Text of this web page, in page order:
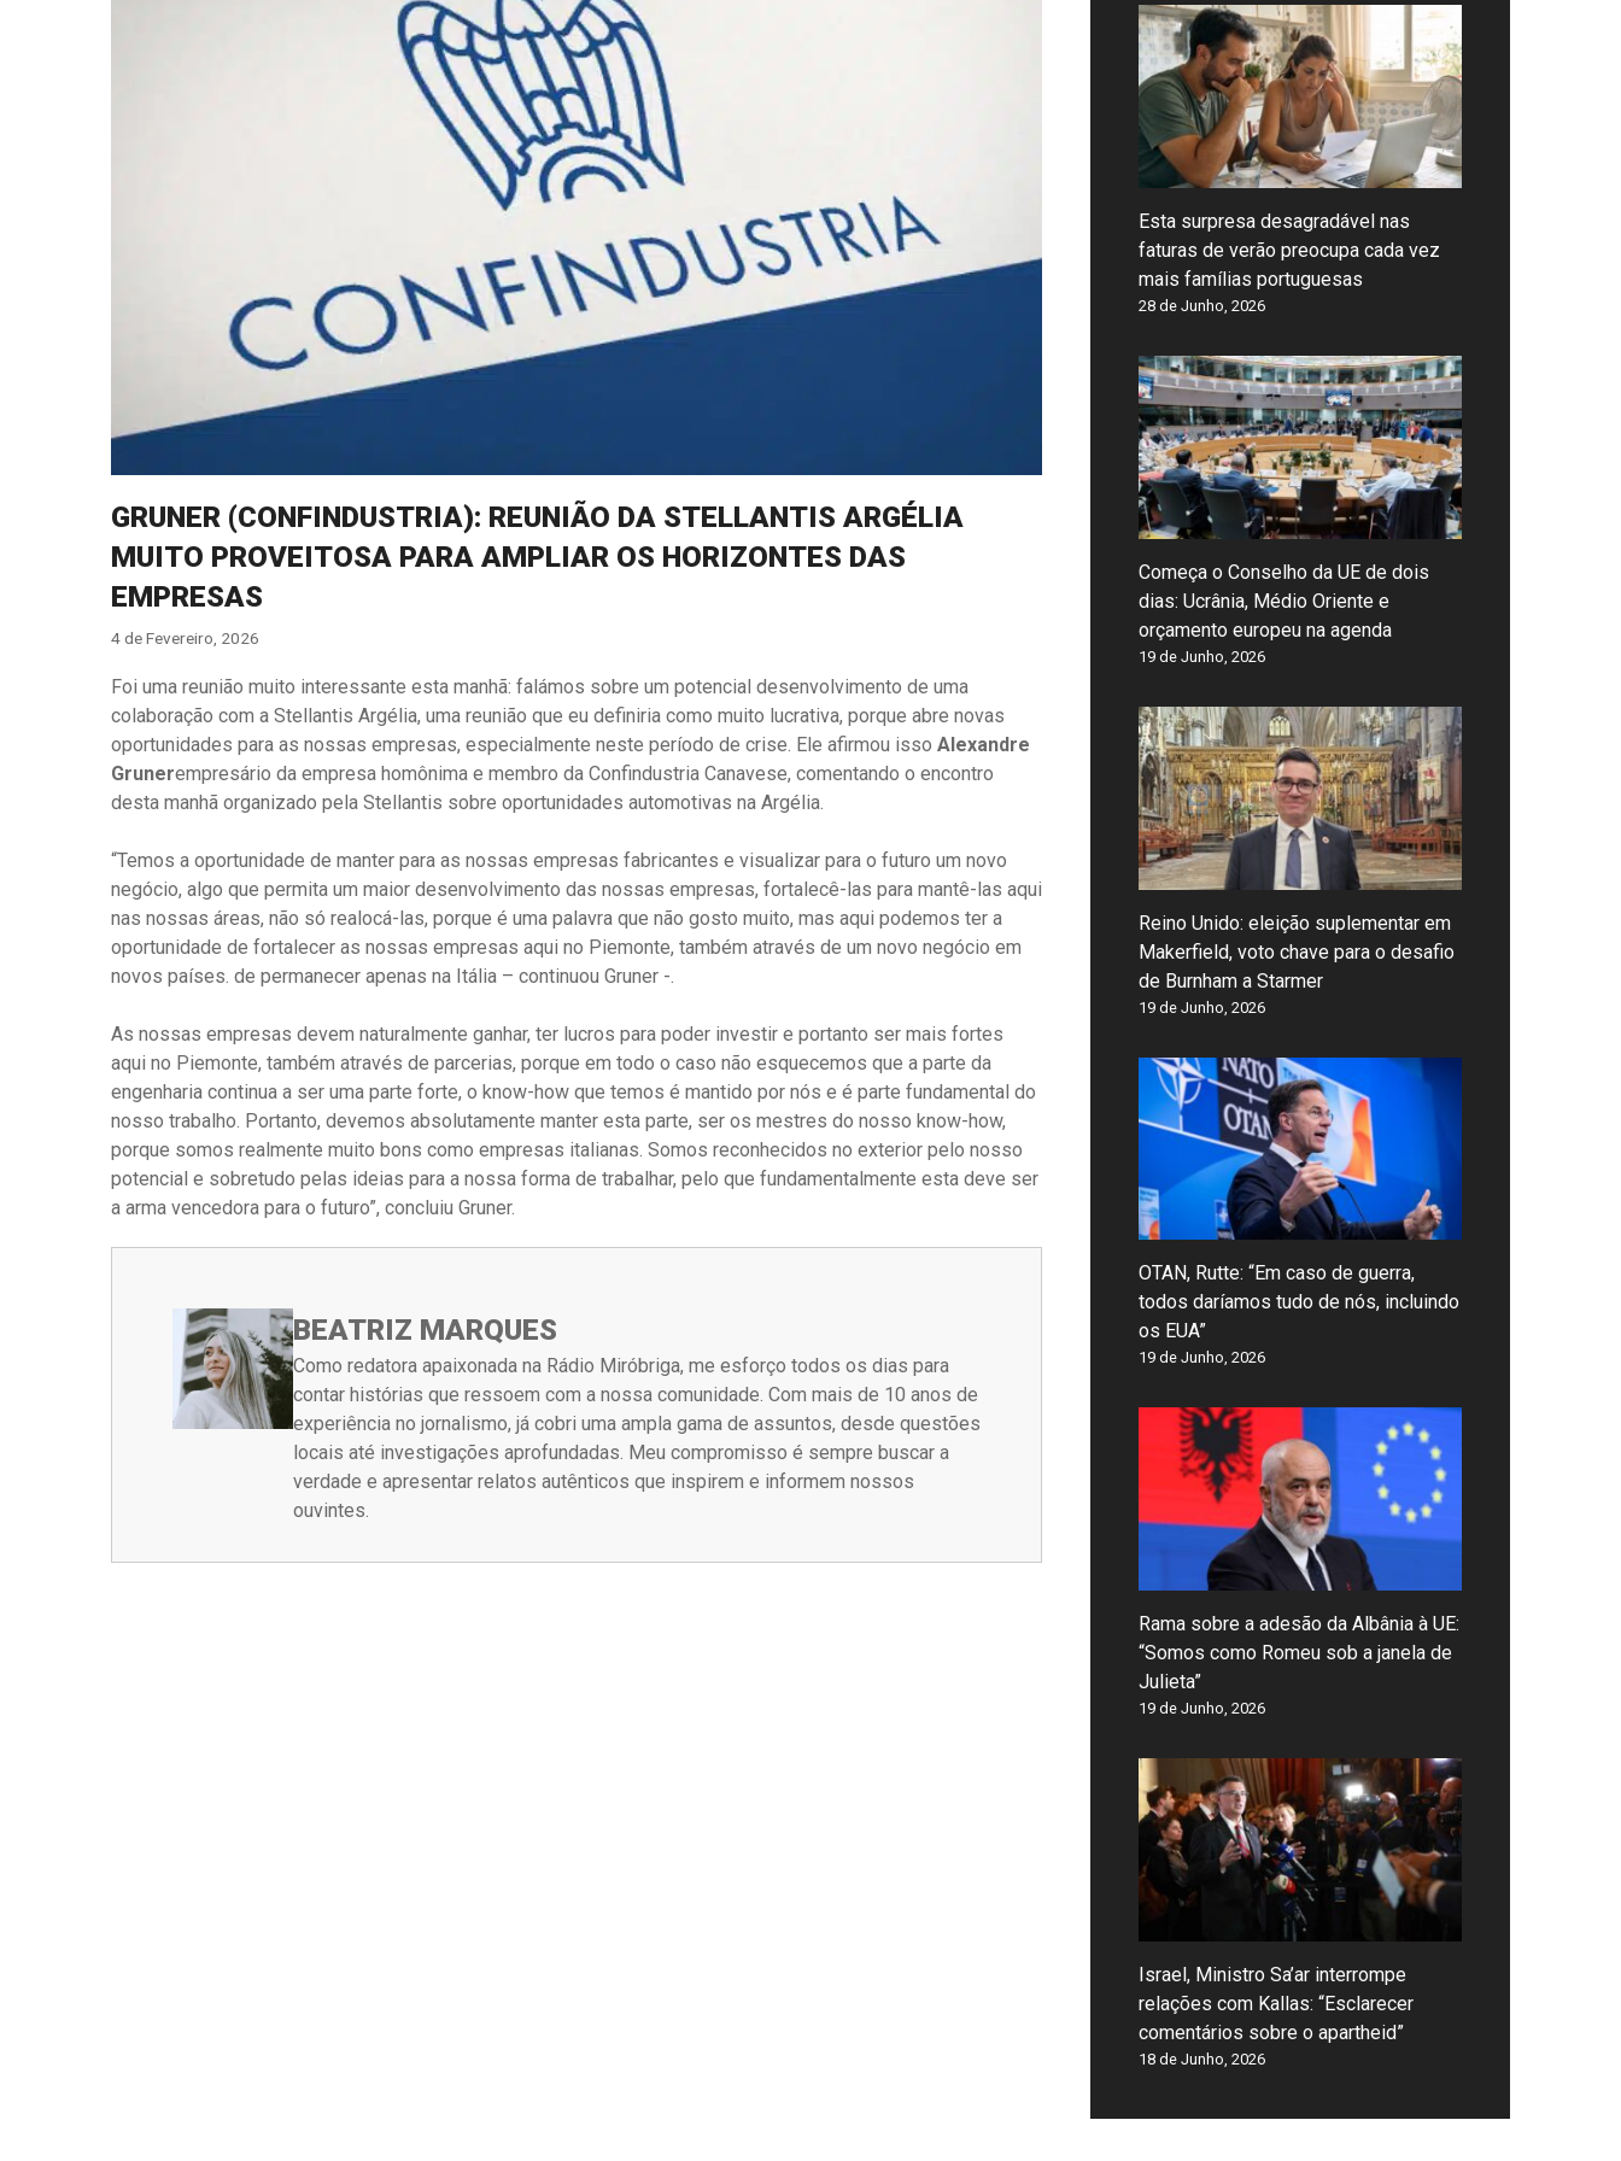
GRUNER (CONFINDUSTRIA): REUNIÃO DA STELLANTIS ARGÉLIA
MUITO PROVEITOSA PARA AMPLIAR OS HORIZONTES DAS
EMPRESAS
4 de Fevereiro, 2026
Foi uma reunião muito interessante esta manhã: falámos sobre um potencial desenvolvimento de uma
colaboração com a Stellantis Argélia, uma reunião que eu definiria como muito lucrativa, porque abre novas
oportunidades para as nossas empresas, especialmente neste período de crise. Ele afirmou isso Alexandre
Grunerempresário da empresa homônima e membro da Confindustria Canavese, comentando o encontro
desta manhã organizado pela Stellantis sobre oportunidades automotivas na Argélia.
“Temos a oportunidade de manter para as nossas empresas fabricantes e visualizar para o futuro um novo
negócio, algo que permita um maior desenvolvimento das nossas empresas, fortalecê-las para mantê-las aqui
nas nossas áreas, não só realocá-las, porque é uma palavra que não gosto muito, mas aqui podemos ter a
oportunidade de fortalecer as nossas empresas aqui no Piemonte, também através de um novo negócio em
novos países. de permanecer apenas na Itália – continuou Gruner -.
As nossas empresas devem naturalmente ganhar, ter lucros para poder investir e portanto ser mais fortes
aqui no Piemonte, também através de parcerias, porque em todo o caso não esquecemos que a parte da
engenharia continua a ser uma parte forte, o know-how que temos é mantido por nós e é parte fundamental do
nosso trabalho. Portanto, devemos absolutamente manter esta parte, ser os mestres do nosso know-how,
porque somos realmente muito bons como empresas italianas. Somos reconhecidos no exterior pelo nosso
potencial e sobretudo pelas ideias para a nossa forma de trabalhar, pelo que fundamentalmente esta deve ser
a arma vencedora para o futuro”, concluiu Gruner.
BEATRIZ MARQUES
Como redatora apaixonada na Rádio Miróbriga, me esforço todos os dias para
contar histórias que ressoem com a nossa comunidade. Com mais de 10 anos de
experiência no jornalismo, já cobri uma ampla gama de assuntos, desde questões
locais até investigações aprofundadas. Meu compromisso é sempre buscar a
verdade e apresentar relatos autênticos que inspirem e informem nossos
ouvintes.
Esta surpresa desagradável nas
faturas de verão preocupa cada vez
mais famílias portuguesas
28 de Junho, 2026
Começa o Conselho da UE de dois
dias: Ucrânia, Médio Oriente e
orçamento europeu na agenda
19 de Junho, 2026
Reino Unido: eleição suplementar em
Makerfield, voto chave para o desafio
de Burnham a Starmer
19 de Junho, 2026
OTAN, Rutte: “Em caso de guerra,
todos daríamos tudo de nós, incluindo
os EUA”
19 de Junho, 2026
Rama sobre a adesão da Albânia à UE:
“Somos como Romeu sob a janela de
Julieta”
19 de Junho, 2026
Israel, Ministro Sa’ar interrompe
relações com Kallas: “Esclarecer
comentários sobre o apartheid”
18 de Junho, 2026